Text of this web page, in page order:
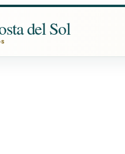
del Sol